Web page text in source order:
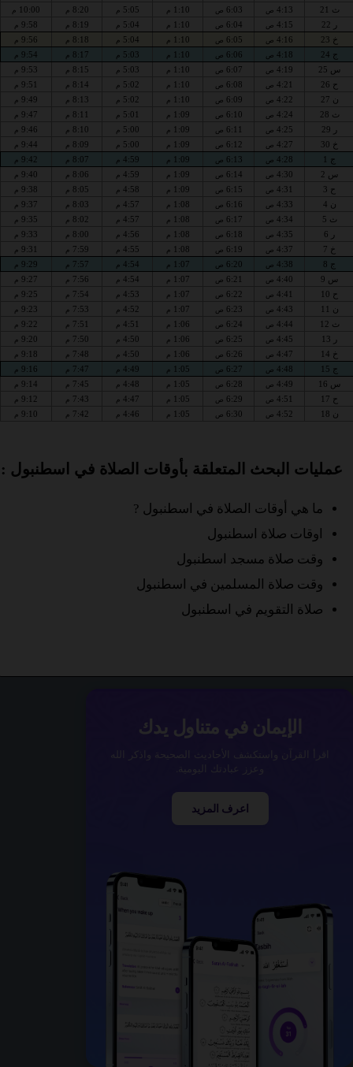
ث 21 4:13 ص 6:03 ص 1:10 م 5:05 م 8:20 م 10:00 م
ر 22 4:15 ص 6:04 ص 1:10 م 5:04 م 8:19 م 9:58 م
خ 23 4:16 ص 6:05 ص 1:10 م 5:04 م 8:18 م 9:56 م
ج 24 4:18 ص 6:06 ص 1:10 م 5:03 م 8:17 م 9:54 م
س 25 4:19 ص 6:07 ص 1:10 م 5:03 م 8:15 م 9:53 م
ح 26 4:21 ص 6:08 ص 1:10 م 5:02 م 8:14 م 9:51 م
ن 27 4:22 ص 6:09 ص 1:10 م 5:02 م 8:13 م 9:49 م
ث 28 4:24 ص 6:10 ص 1:09 م 5:01 م 8:11 م 9:47 م
ر 29 4:25 ص 6:11 ص 1:09 م 5:00 م 8:10 م 9:46 م
خ 30 4:27 ص 6:12 ص 1:09 م 5:00 م 8:09 م 9:44 م
ج 1 4:28 ص 6:13 ص 1:09 م 4:59 م 8:07 م 9:42 م
س 2 4:30 ص 6:14 ص 1:09 م 4:59 م 8:06 م 9:40 م
ح 3 4:31 ص 6:15 ص 1:09 م 4:58 م 8:05 م 9:38 م
ن 4 4:33 ص 6:16 ص 1:08 م 4:57 م 8:03 م 9:37 م
ث 5 4:34 ص 6:17 ص 1:08 م 4:57 م 8:02 م 9:35 م
ر 6 4:35 ص 6:18 ص 1:08 م 4:56 م 8:00 م 9:33 م
خ 7 4:37 ص 6:19 ص 1:08 م 4:55 م 7:59 م 9:31 م
ج 8 4:38 ص 6:20 ص 1:07 م 4:54 م 7:57 م 9:29 م
س 9 4:40 ص 6:21 ص 1:07 م 4:54 م 7:56 م 9:27 م
ح 10 4:41 ص 6:22 ص 1:07 م 4:53 م 7:54 م 9:25 م
ن 11 4:43 ص 6:23 ص 1:07 م 4:52 م 7:53 م 9:23 م
ث 12 4:44 ص 6:24 ص 1:06 م 4:51 م 7:51 م 9:22 م
ر 13 4:45 ص 6:25 ص 1:06 م 4:50 م 7:50 م 9:20 م
خ 14 4:47 ص 6:26 ص 1:06 م 4:50 م 7:48 م 9:18 م
ج 15 4:48 ص 6:27 ص 1:05 م 4:49 م 7:47 م 9:16 م
س 16 4:49 ص 6:28 ص 1:05 م 4:48 م 7:45 م 9:14 م
ح 17 4:51 ص 6:29 ص 1:05 م 4:47 م 7:43 م 9:12 م
ن 18 4:52 ص 6:30 ص 1:05 م 4:46 م 7:42 م 9:10 م
عمليات البحث المتعلقة بأوقات الصلاة في اسطنبول :
ما هي أوقات الصلاة في اسطنبول ?
اوقات صلاة اسطنبول
وقت صلاة مسجد اسطنبول
وقت صلاة المسلمين في اسطنبول
صلاة التقويم في اسطنبول
الإيمان في متناول يدك
اعرف المزيد